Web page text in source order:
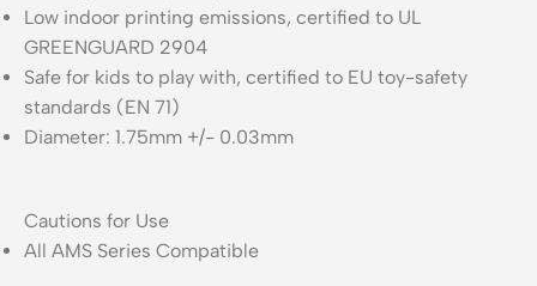
Low indoor printing emissions, certified to UL
GREENGUARD 2904
Safe for kids to play with, certified to EU toy-safety
standards (EN 71)
Diameter: 1.75mm +/- 0.03mm
Cautions for Use
All AMS Series Compatible